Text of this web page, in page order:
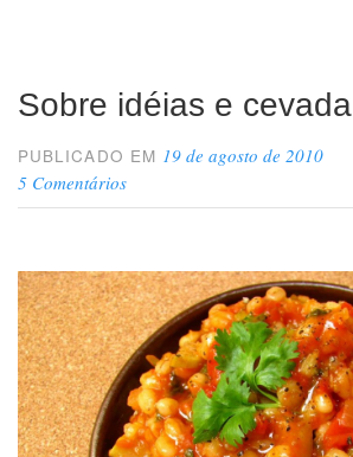
Sobre idéias e cevada
PUBLICADO EM 19 de agosto de 2010
5 Comentários